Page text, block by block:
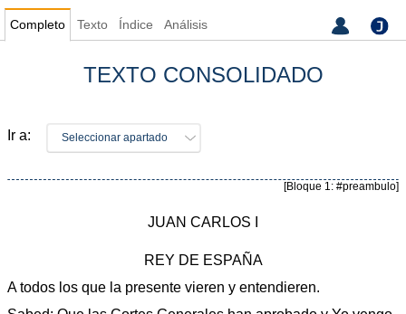
Completo Texto Índice Análisis
TEXTO CONSOLIDADO
Ir a: Seleccionar apartado
[Bloque 1: #preambulo]
JUAN CARLOS I
REY DE ESPAÑA
A todos los que la presente vieren y entendieren.